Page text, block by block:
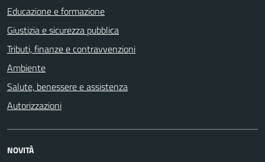
Educazione e formazione
Giustizia e sicurezza pubblica
Tributi, finanze e contravvenzioni
Ambiente
Salute, benessere e assistenza
Autorizzazioni
NOVITÀ